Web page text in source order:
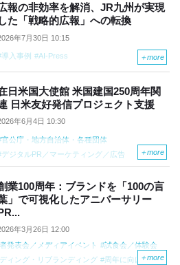
報の非効率を解消、JR九州が実現
した「戦略的広報」への転換
年7月30日 10:15
導入事例 AI-Press ＋more
日米国大使館 米国建国250周年関
日米友好発信プロジェクト支援
年6月4日 10:30
官公庁・地方自治体・各種団体
デジタルPR／マーケティング／広告
SNSマーケティング／SNS運用
SNS運用の推進
海外への広報
＋more
業100周年：ブランドを「100の言
」で可視化したアニバーサリー
年3月26日 12:00
発表会／メディアイベント
試食会／体験会
ィング・リブランディング 周年に向けた広報
＋more